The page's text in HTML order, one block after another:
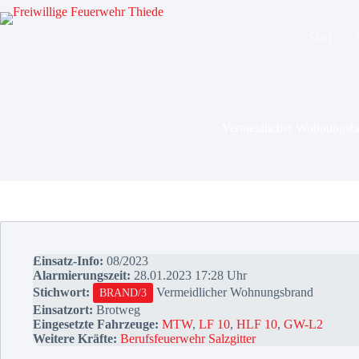
Zum
Inhalt
Einsatz-Info: 08/2023
Alarmierungszeit: 28.01.2023 17:28 Uhr
Stichwort:
BRAND/3
Vermeidlicher Wohnungsbrand
Einsatzort: Brotweg
Eingesetzte Fahrzeuge: MTW, LF 10, HLF 10, GW-L2
Weitere Kräfte: Berufsfeuerwehr Salzgitter